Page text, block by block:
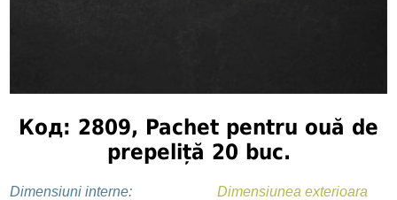
Код: 2809, Pachet pentru ouă de
prepeliță 20 buc.
Dimensiuni interne: Dimensiunea exterioara